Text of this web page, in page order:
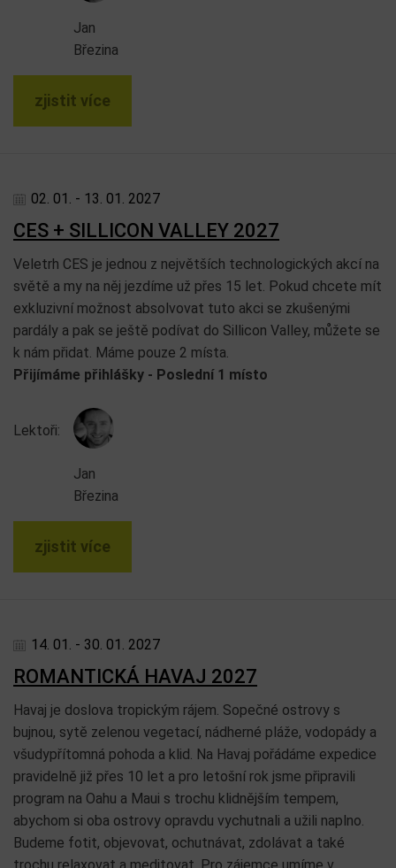
Jan
Březina
zjistit více
02. 01. - 13. 01. 2027
CES + SILLICON VALLEY 2027
Veletrh CES je jednou z největších technologických akcí na
světě a my na něj jezdíme už přes 15 let. Pokud chcete mít
exkluzivní možnost absolvovat tuto akci se zkušenými
pardály a pak se ještě podívat do Sillicon Valley, můžete se
k nám přidat. Máme pouze 2 místa.
Přijímáme přihlášky - Poslední 1 místo
Lektoři:
Jan
Březina
zjistit více
14. 01. - 30. 01. 2027
ROMANTICKÁ HAVAJ 2027
Havaj je doslova tropickým rájem. Sopečné ostrovy s
bujnou, sytě zelenou vegetací, nádherné pláže, vodopády a
všudypřítomná pohoda a klid. Na Havaj pořádáme expedice
pravidelně již přes 10 let a pro letošní rok jsme připravili
program na Oahu a Maui s trochu klidnějším tempem,
abychom si oba ostrovy opravdu vychutnali a užili naplno.
Budeme fotit, objevovat, ochutnávat, zdolávat a také